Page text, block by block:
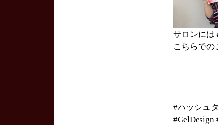
サロンには
こちらでの
#ハッシュ
#GelDesign